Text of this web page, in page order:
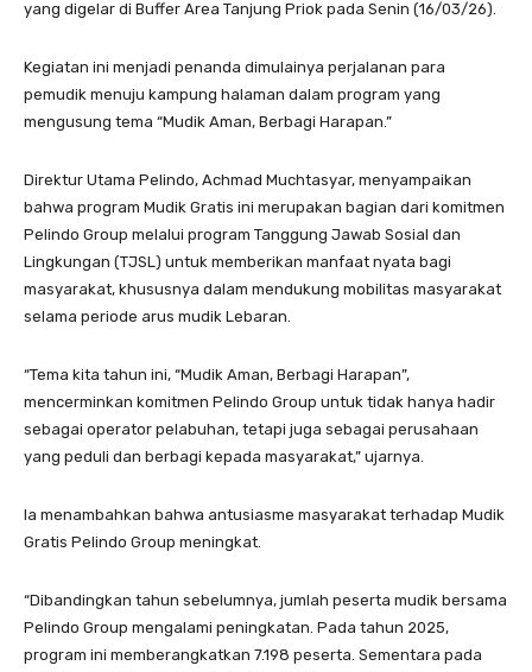
yang digelar di Buffer Area Tanjung Priok pada Senin (16/03/26).
Kegiatan ini menjadi penanda dimulainya perjalanan para
pemudik menuju kampung halaman dalam program yang
mengusung tema “Mudik Aman, Berbagi Harapan.”
Direktur Utama Pelindo, Achmad Muchtasyar, menyampaikan
bahwa program Mudik Gratis ini merupakan bagian dari komitmen
Pelindo Group melalui program Tanggung Jawab Sosial dan
Lingkungan (TJSL) untuk memberikan manfaat nyata bagi
masyarakat, khususnya dalam mendukung mobilitas masyarakat
selama periode arus mudik Lebaran.
“Tema kita tahun ini, “Mudik Aman, Berbagi Harapan”,
mencerminkan komitmen Pelindo Group untuk tidak hanya hadir
sebagai operator pelabuhan, tetapi juga sebagai perusahaan
yang peduli dan berbagi kepada masyarakat,” ujarnya.
Ia menambahkan bahwa antusiasme masyarakat terhadap Mudik
Gratis Pelindo Group meningkat.
“Dibandingkan tahun sebelumnya, jumlah peserta mudik bersama
Pelindo Group mengalami peningkatan. Pada tahun 2025,
program ini memberangkatkan 7.198 peserta. Sementara pada